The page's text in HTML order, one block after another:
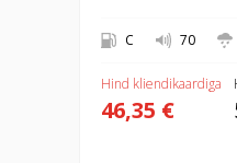
C 70
Hind kliendikaardiga
46,35 €